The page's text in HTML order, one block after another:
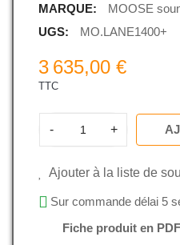
MARQUE:
MOOSE
UGS:
MO.LANE1400+
3 635,00 €
TTC
- +
Ajouter à la liste de
Sur commande délai 5
Fiche produit en PDF